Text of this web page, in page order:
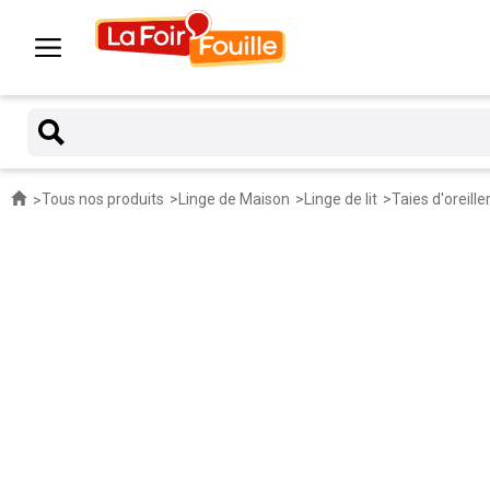
Tous nos produits Linge de Maison Linge de lit Taies